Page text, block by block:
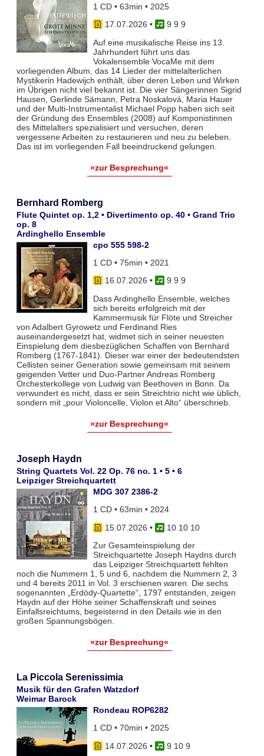
1 CD • 63min • 2025
17.07.2026 •
9 9 9
Auf eine musikalische Reise ins 13.
Jahrhundert führt uns das
Vokalensemble VocaMe mit dem
vorliegenden Album, das 14 Lieder der mittelalterlichen
Mystikerin Hadewijch enthält, über deren Leben und Wirken
im Übrigen nicht viel bekannt ist. Die vier Sängerinnen Sigrid
Hausen, Gerlinde Sämann, Petra Noskalová, Maria Hauer
und der Multi-Instrumentalist Michael Popp haben sich seit
der Gründung des Ensembles (2008) auf Komponistinnen
des Mittelalters spezialisiert und versuchen, deren
vergessene Arbeiten zu restaurieren und neu zu beleben.
Das ist im vorliegenden Fall beeindruckend gelungen.
»zur Besprechung«
Bernhard Romberg
Flute Quintet op. 1,2 • Divertimento op. 40 • Grand Trio
op. 8
Ardinghello Ensemble
cpo 555 598-2
1 CD • 75min • 2021
16.07.2026 •
9 9 9
Dass Ardinghello Ensemble, welches
sich bereits erfolgreich mit der
Kammermusik für Flöte und Streicher
von Adalbert Gyrowetz und Ferdinand Ries
auseinandergesetzt hat, widmet sich in seiner neuesten
Einspielung dem diesbezüglichen Schaffen von Bernhard
Romberg (1767-1841). Dieser war einer der bedeutendsten
Cellisten seiner Generation sowie gemeinsam mit seinem
geigenden Vetter und Duo-Partner Andreas Romberg
Orchesterkollege von Ludwig van Beethoven in Bonn. Da
verwundert es nicht, dass er sein Streichtrio nicht wie üblich,
sondern mit „pour Violoncelle, Violon et Alto“ überschrieb.
»zur Besprechung«
Joseph Haydn
String Quartets Vol. 22 Op. 76 no. 1 • 5 • 6
Leipziger Streichquartett
MDG 307 2386-2
1 CD • 63min • 2024
15.07.2026 •
10 10 10
Zur Gesamteinspielung der
Streichquartette Joseph Haydns durch
das Leipziger Streichquartett fehlten
noch die Nummern 1, 5 und 6, nachdem die Nummern 2, 3
und 4 bereits 2011 in Vol. 3 erschienen waren. Die sechs
sogenannten „Erdödy-Quartette“, 1797 entstanden, zeigen
Haydn auf der Höhe seiner Schaffenskraft und seines
Einfallsreichtums, begeisternd in den Details wie in den
großen Spannungsbögen.
»zur Besprechung«
La Piccola Serenissimia
Musik für den Grafen Watzdorf
Weimar Barock
Rondeau ROP6282
1 CD • 70min • 2025
14.07.2026 •
9 10 9